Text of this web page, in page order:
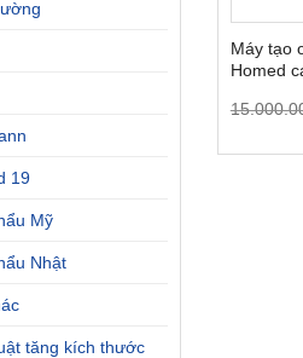
19
Mỹ
Nhật
tăng kích thước
Máy tạo
Homed